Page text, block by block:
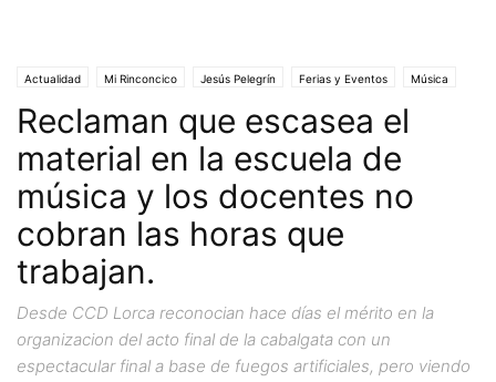
Actualidad Mi Rinconcico Jesús Pelegrín Ferias y Eventos Música
Cosas de Lorca Propuestas para Lorca
Reclaman que escasea el
material en la escuela de
música y los docentes no
cobran las horas que
trabajan.
Desde CCD Lorca reconocian hace días el mérito en la
organizacion del acto final de la cabalgata con un
espectacular final a base de fuegos artificiales, pero viendo